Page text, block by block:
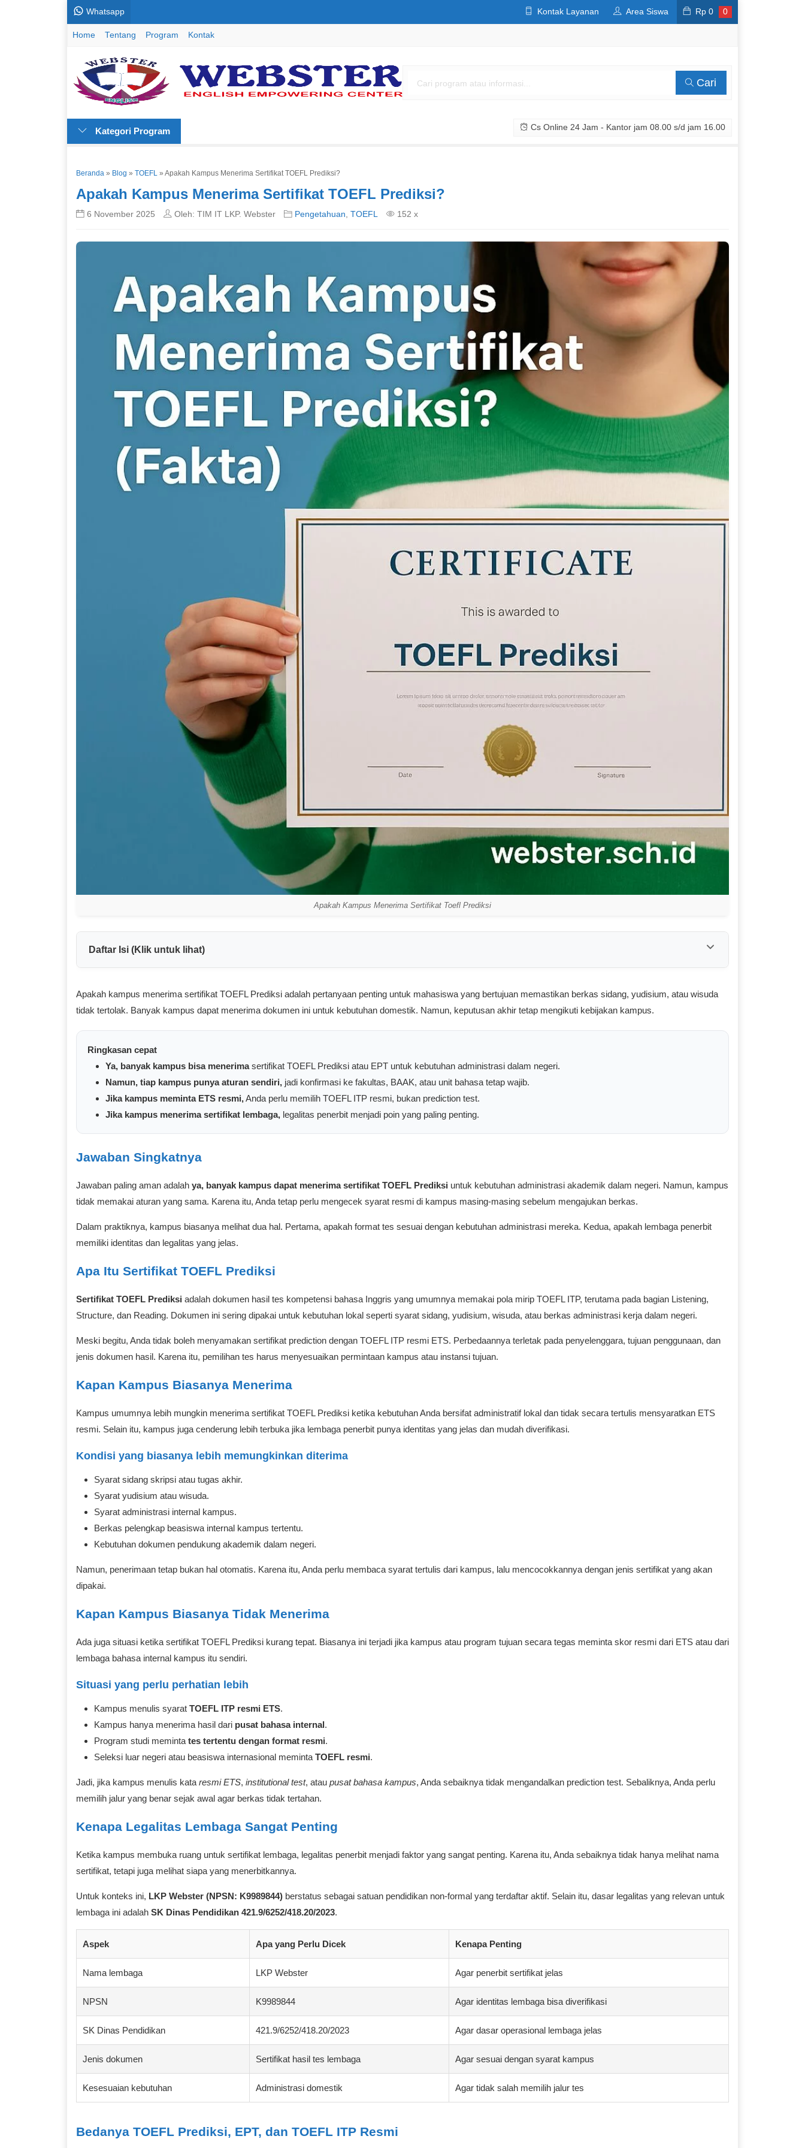
Whatsapp Kontak Layanan Area Siswa Rp 0 0
Home Tentang Program Kontak
Cari
Kategori Program Cs Online 24 Jam - Kantor jam 08.00 s/d jam 16.00
Beranda » Blog » TOEFL » Apakah Kampus Menerima Sertifikat TOEFL Prediksi?
Apakah Kampus Menerima Sertifikat TOEFL Prediksi?
6 November 2025 Oleh: TIM IT LKP. Webster Pengetahuan, TOEFL 152 x
Apakah Kampus Menerima Sertifikat Toefl Prediksi
Daftar Isi (Klik untuk lihat)
Apakah kampus menerima sertifikat TOEFL Prediksi adalah pertanyaan penting untuk mahasiswa yang bertujuan memastikan berkas sidang, yudisium, atau wisuda
tidak tertolak. Banyak kampus dapat menerima dokumen ini untuk kebutuhan domestik. Namun, keputusan akhir tetap mengikuti kebijakan kampus.
Ringkasan cepat
Ya, banyak kampus bisa menerimasertifikat TOEFL Prediksi atau EPT untuk kebutuhan administrasi dalam negeri.
Namun, tiap kampus punya aturan sendiri, jadi konfirmasi ke fakultas, BAAK, atau unit bahasa tetap wajib.
Jika kampus meminta ETS resmi,Anda perlu memilih TOEFL ITP resmi, bukan prediction test.
Jika kampus menerima sertifikat lembaga, legalitas penerbit menjadi poin yang paling penting.
Jawaban Singkatnya
Jawaban paling aman adalah ya, banyak kampus dapat menerima sertifikat TOEFL Prediksi untuk kebutuhan administrasi akademik dalam negeri. Namun, kampus
tidak memakai aturan yang sama. Karena itu, Anda tetap perlu mengecek syarat resmi di kampus masing-masing sebelum mengajukan berkas.
Dalam praktiknya, kampus biasanya melihat dua hal. Pertama, apakah format tes sesuai dengan kebutuhan administrasi mereka. Kedua, apakah lembaga penerbit
memiliki identitas dan legalitas yang jelas.
Apa Itu Sertifikat TOEFL Prediksi
Sertifikat TOEFL Prediksi adalah dokumen hasil tes kompetensi bahasa Inggris yang umumnya memakai pola mirip TOEFL ITP, terutama pada bagian Listening,
Structure, dan Reading. Dokumen ini sering dipakai untuk kebutuhan lokal seperti syarat sidang, yudisium, wisuda, atau berkas administrasi kerja dalam negeri.
Meski begitu, Anda tidak boleh menyamakan sertifikat prediction dengan TOEFL ITP resmi ETS. Perbedaannya terletak pada penyelenggara, tujuan penggunaan, dan
jenis dokumen hasil. Karena itu, pemilihan tes harus menyesuaikan permintaan kampus atau instansi tujuan.
Kapan Kampus Biasanya Menerima
Kampus umumnya lebih mungkin menerima sertifikat TOEFL Prediksi ketika kebutuhan Anda bersifat administratif lokal dan tidak secara tertulis mensyaratkan ETS
resmi. Selain itu, kampus juga cenderung lebih terbuka jika lembaga penerbit punya identitas yang jelas dan mudah diverifikasi.
Kondisi yang biasanya lebih memungkinkan diterima
Syarat sidang skripsi atau tugas akhir.
Syarat yudisium atau wisuda.
Syarat administrasi internal kampus.
Berkas pelengkap beasiswa internal kampus tertentu.
Kebutuhan dokumen pendukung akademik dalam negeri.
Namun, penerimaan tetap bukan hal otomatis. Karena itu, Anda perlu membaca syarat tertulis dari kampus, lalu mencocokkannya dengan jenis sertifikat yang akan
dipakai.
Kapan Kampus Biasanya Tidak Menerima
Ada juga situasi ketika sertifikat TOEFL Prediksi kurang tepat. Biasanya ini terjadi jika kampus atau program tujuan secara tegas meminta skor resmi dari ETS atau dari
lembaga bahasa internal kampus itu sendiri.
Situasi yang perlu perhatian lebih
Kampus menulis syarat TOEFL ITP resmi ETS.
Kampus hanya menerima hasil dari pusat bahasa internal.
Program studi meminta tes tertentu dengan format resmi.
Seleksi luar negeri atau beasiswa internasional meminta TOEFL resmi.
Jadi, jika kampus menulis kata resmi ETS, institutional test, atau pusat bahasa kampus, Anda sebaiknya tidak mengandalkan prediction test. Sebaliknya, Anda perlu
memilih jalur yang benar sejak awal agar berkas tidak tertahan.
Kenapa Legalitas Lembaga Sangat Penting
Ketika kampus membuka ruang untuk sertifikat lembaga, legalitas penerbit menjadi faktor yang sangat penting. Karena itu, Anda sebaiknya tidak hanya melihat nama
sertifikat, tetapi juga melihat siapa yang menerbitkannya.
Untuk konteks ini, LKP Webster (NPSN: K9989844) berstatus sebagai satuan pendidikan non-formal yang terdaftar aktif. Selain itu, dasar legalitas yang relevan untuk
lembaga ini adalah SK Dinas Pendidikan 421.9/6252/418.20/2023.
Aspek Apa yang Perlu Dicek Kenapa Penting
Nama lembaga LKP Webster Agar penerbit sertifikat jelas
NPSN K9989844 Agar identitas lembaga bisa diverifikasi
SK Dinas Pendidikan 421.9/6252/418.20/2023 Agar dasar operasional lembaga jelas
Jenis dokumen Sertifikat hasil tes lembaga Agar sesuai dengan syarat kampus
Kesesuaian kebutuhan Administrasi domestik Agar tidak salah memilih jalur tes
Bedanya TOEFL Prediksi, EPT, dan TOEFL ITP Resmi